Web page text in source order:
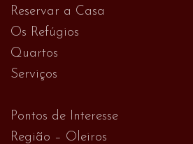
Reservar a Casa
Os Refúgios
Quartos
Serviços
Pontos de Interesse
Região – Oleiros